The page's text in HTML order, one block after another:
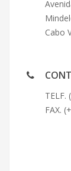
Cabo
TELF.
FAX.